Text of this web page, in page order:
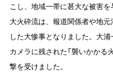
こし、地域一帯に甚大な被害
大火砕流は、報道関係者や地
した大惨事となりました。大
カメラに残された「襲いかかる
撃を受けました。